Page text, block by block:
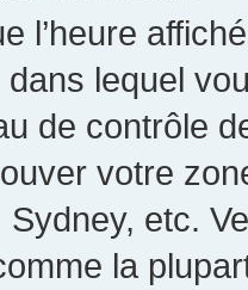
l’heure
lequel
de contrôle
votre
Sydney, etc.
la